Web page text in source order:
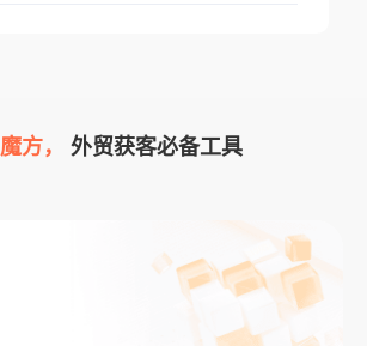
方， 外贸获客必备工具